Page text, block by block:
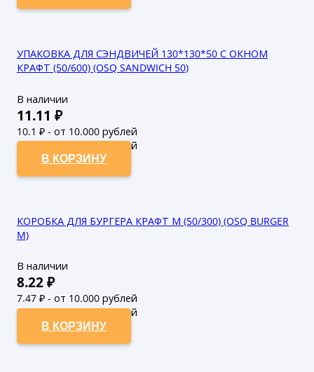
УПАКОВКА ДЛЯ СЭНДВИЧЕЙ 130*130*50 С ОКНОМ
КРАФТ (50/600) (OSQ SANDWICH 50)
В наличии
11.11 ₽
10.1 ₽ - от 10.000 рублей
9.18₽ - от 50.000 рублей
В КОРЗИНУ
КОРОБКА ДЛЯ БУРГЕРА КРАФТ М (50/300) (OSQ BURGER
M)
В наличии
8.22₽
7.47 ₽ - от 10.000 рублей
6.79₽ - от 50.000 рублей
В КОРЗИНУ